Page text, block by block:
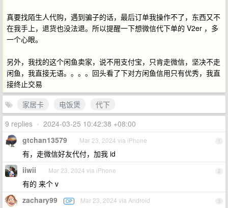
真要找陌生人代购，遇到骗子的话，最后订单我操作不了，东西又不
在我手上，退货也没法退。所以提醒一下想微信代下单的 V2er ，多
一个心眼。
另外，我找的这个闲鱼卖家，说不用支付宝，只肯走微信，坚决不走
闲鱼，我直接无语。。。。回头看了下对方闲鱼信用只有优秀，我直
接终止交易
家居卡
电饭煲
代下
9 replies • 2024-03-25 10:42:38 +08:00
1
gtchan13579 Mar 23, 2024 via iPhone
有，走微信好友代付，加我 id
2
iiwii Mar 23, 2024 via iPhone
有的 来个 v
3
zachary99 OP Mar 23, 2024 via Android